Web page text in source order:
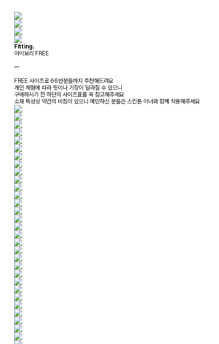
Fitting.
아이보리 FREE
ㅡ
FREE 사이즈로 66반분들까지 추천해드려요
개인 체형에 따라 핏이나 기장이 달라질 수 있으니
구매하시기 전 하단의 사이즈표를 꼭 참고해주세요
소재 특성상 약간의 비침이 있으니 예민하신 분들은 스킨톤 이너와 함께 착용해주세요